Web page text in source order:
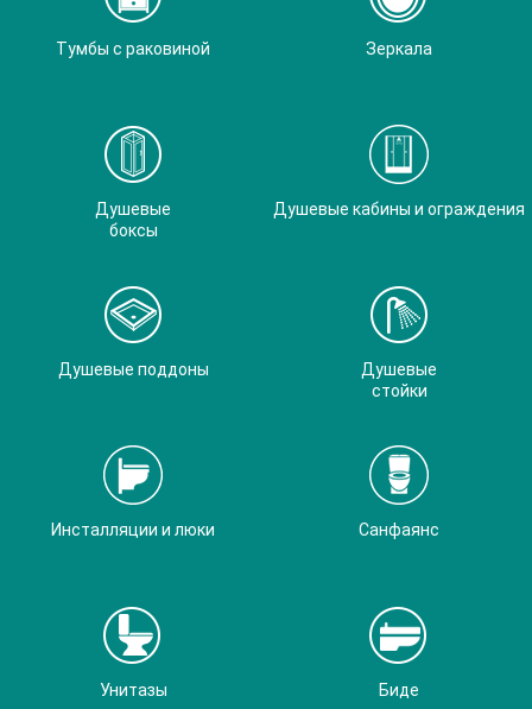
Тумбы с раковиной Зеркала
Душевые
боксы
Душевые кабины и ограждения
Душевые поддоны
Душевые
стойки
Инсталляции и люки Санфаянс
Унитазы Биде